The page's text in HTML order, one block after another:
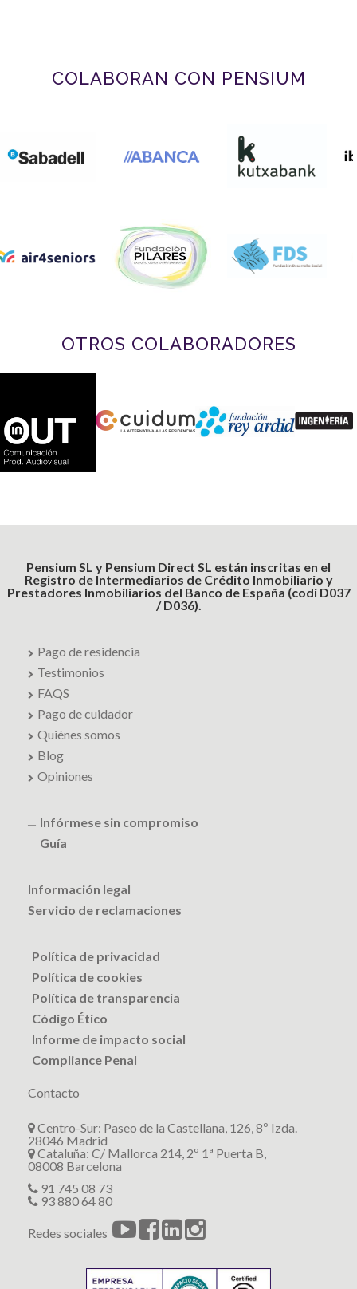
COLABORAN CON PENSIUM
OTROS COLABORADORES
Pensium SL y Pensium Direct SL están inscritas en el
Registro de Intermediarios de Crédito Inmobiliario y
Prestadores Inmobiliarios del Banco de España (codi D037
/ D036).
Pago de residencia
Testimonios
FAQS
Pago de cuidador
Quiénes somos
Blog
Opiniones
Infórmese sin compromiso
Guía
Información legal
Servicio de reclamaciones
Política de privacidad
Política de cookies
Política de transparencia
Código Ético
Informe de impacto social
Compliance Penal
Contacto
Centro-Sur: Paseo de la Castellana, 126, 8º Izda.
28046 Madrid
Cataluña: C/ Mallorca 214, 2º 1ª Puerta B,
08008 Barcelona
91 745 08 73
93 880 64 80
Redes sociales